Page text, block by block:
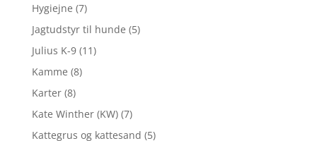
Hygiejne (7)
Jagtudstyr til hunde (5)
Julius K-9 (11)
Kamme (8)
Karter (8)
Kate Winther (KW) (7)
Kattegrus og kattesand (5)